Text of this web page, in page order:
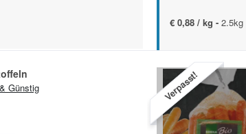
€ 0,88 / kg - 2.5kg
Günstig Verpasst!